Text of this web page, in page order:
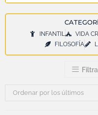
INFANTIL VIDA
FILOSOFÍA
Ordenar por los últimos